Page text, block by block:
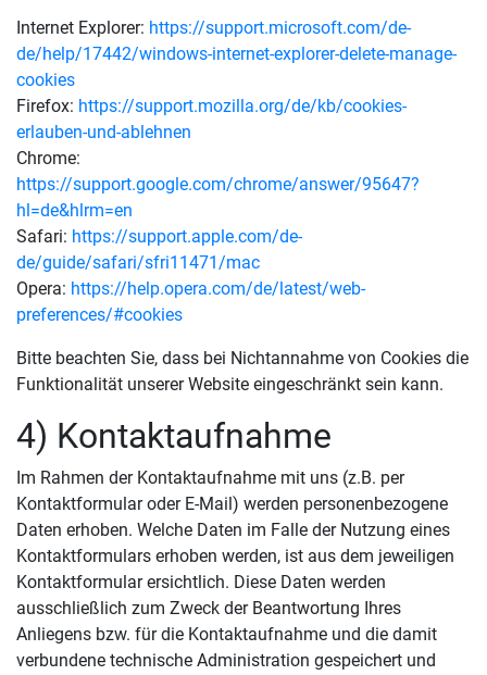
Internet Explorer: https://support.microsoft.com/de-
de/help/17442/windows-internet-explorer-delete-manage-
cookies
Firefox: https://support.mozilla.org/de/kb/cookies-
erlauben-und-ablehnen
Chrome:
https://support.google.com/chrome/answer/95647?
hl=de&hlrm=en
Safari: https://support.apple.com/de-
de/guide/safari/sfri11471/mac
Opera: https://help.opera.com/de/latest/web-
preferences/#cookies
Bitte beachten Sie, dass bei Nichtannahme von Cookies die
Funktionalität unserer Website eingeschränkt sein kann.
4) Kontaktaufnahme
Im Rahmen der Kontaktaufnahme mit uns (z.B. per
Kontaktformular oder E-Mail) werden personenbezogene
Daten erhoben. Welche Daten im Falle der Nutzung eines
Kontaktformulars erhoben werden, ist aus dem jeweiligen
Kontaktformular ersichtlich. Diese Daten werden
ausschließlich zum Zweck der Beantwortung Ihres
Anliegens bzw. für die Kontaktaufnahme und die damit
verbundene technische Administration gespeichert und